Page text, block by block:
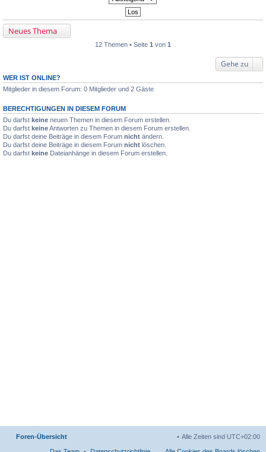
Neues Thema
12 Themen • Seite 1 von 1
Gehe zu
WER IST ONLINE?
Mitglieder in diesem Forum: 0 Mitglieder und 2 Gäste
BERECHTIGUNGEN IN DIESEM FORUM
Du darfst keine neuen Themen in diesem Forum erstellen.
Du darfst keineAntworten zu Themen in diesem Forum erstellen.
Du darfst deine Beiträge in diesem Forum nicht ändern.
Du darfst deine Beiträge in diesem Forum nicht löschen.
Du darfst keine Dateianhänge in diesem Forum erstellen.
Foren-Übersicht Alle Zeiten sind UTC+02:00